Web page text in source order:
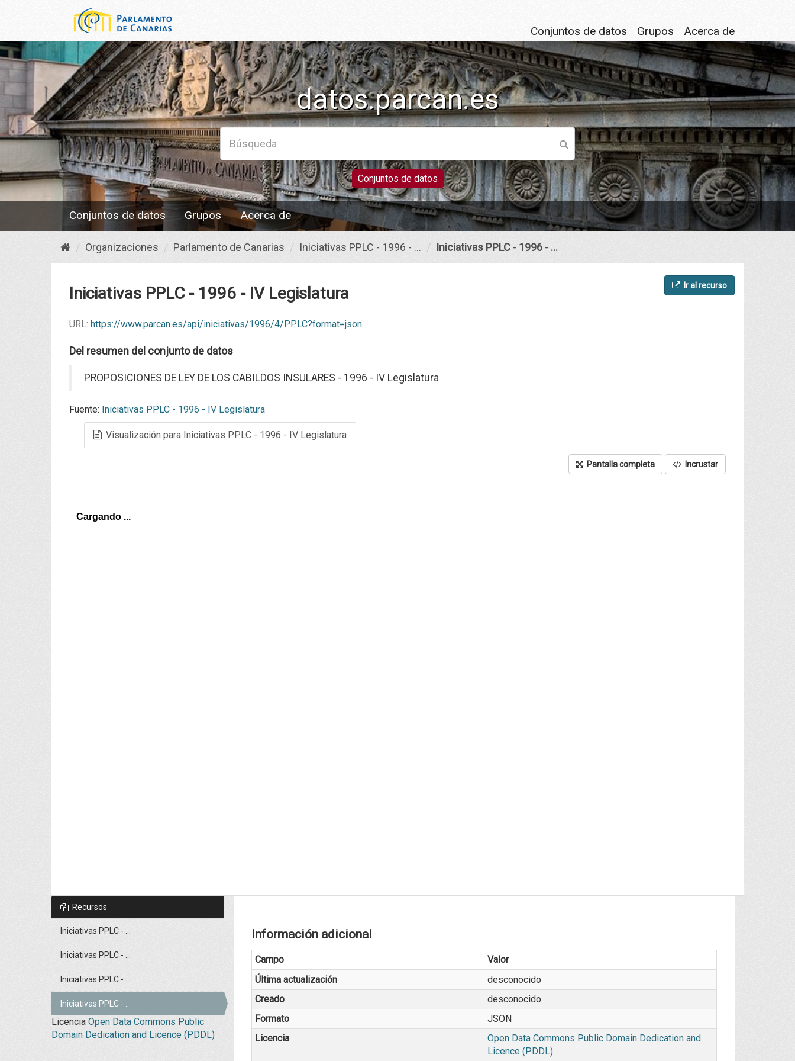
Conjuntos de datos Grupos Acerca de
datos.parcan.es
Conjuntos de datos
Conjuntos de datos Grupos Acerca de
Organizaciones Parlamento de Canarias Iniciativas PPLC - 1996 - ... Iniciativas PPLC - 1996 - ...
Ir al recurso
Iniciativas PPLC - 1996 - IV Legislatura
URL: https://www.parcan.es/api/iniciativas/1996/4/PPLC?format=json
Del resumen del conjunto de datos
PROPOSICIONES DE LEY DE LOS CABILDOS INSULARES - 1996 - IV Legislatura
Fuente: Iniciativas PPLC - 1996 - IV Legislatura
Visualización para Iniciativas PPLC - 1996 - IV Legislatura
Pantalla completa Incrustar
Recursos
Iniciativas PPLC - ...
Iniciativas PPLC - ...
Iniciativas PPLC - ...
Iniciativas PPLC - ...
Licencia Open Data Commons Public
Domain Dedication and Licence (PDDL)
Información adicional
Campo
Valor
Última actualización
desconocido
Creado
desconocido
Formato
JSON
Licencia
Open Data Commons Public Domain Dedication and
Licence (PDDL)